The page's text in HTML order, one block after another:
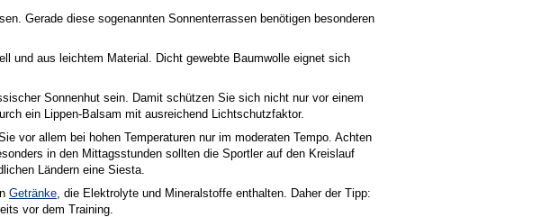
Gerade diese sogenannten Sonnenterrassen benötigen besonderen
und aus leichtem Material. Dicht gewebte Baumwolle eignet sich
Sonnenhut sein. Damit schützen Sie sich nicht nur vor einem
ein Lippen-Balsam mit ausreichend Lichtschutzfaktor.
vor allem bei hohen Temperaturen nur im moderaten Tempo. Achten
in den Mittagsstunden sollten die Sportler auf den Kreislauf
Ländern eine Siesta.
Getränke, die Elektrolyte und Mineralstoffe enthalten. Daher der Tipp:
vor dem Training.